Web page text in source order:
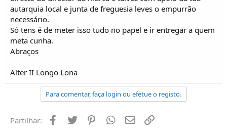
autarquia local e junta de freguesia leves o empurrão
necessário.
Só tens é de meter isso tudo no papel e ir entregar a quem
meta cunha.
Abraços
Alter II Longo Lona
Para comentar, faça login ou efetue o registo.
Partilhar: Facebook
Twitter PinterestWhatsapp
Email